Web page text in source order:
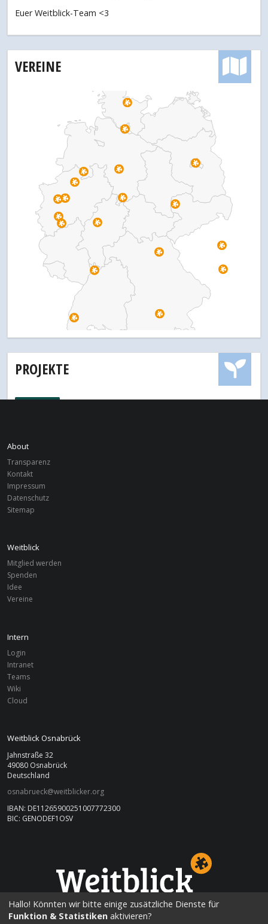
Euer Weitblick-Team <3
VEREINE
PROJEKTE
About
Transparenz
Kontakt
Impressum
Datenschutz
Sitemap
Weitblick
Mitglied werden
Spenden
Idee
Vereine
Intern
Login
Intranet
Teams
Wiki
Cloud
Weitblick Osnabrück
Jahnstraße 32
49080 Osnabrück
Deutschland
osnabrueck@weitblicker.org
IBAN: DE11265900251007772300
BIC: GENODEF1OSV
OSNABRÜCK
Hallo! Könnten wir bitte einige zusätzliche Dienste für
Funktion & Statistiken aktivieren?